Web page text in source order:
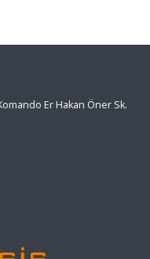
Er Hakan Öner Sk.